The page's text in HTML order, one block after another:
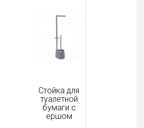
Стойка для
туалетной
бумаги с
ершом